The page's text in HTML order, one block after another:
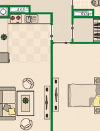
ЗАГАЛЬНА ПЛОЩА - 84,02 М2
ЖИТЛОВА ПЛОЩА - 35.24 М2